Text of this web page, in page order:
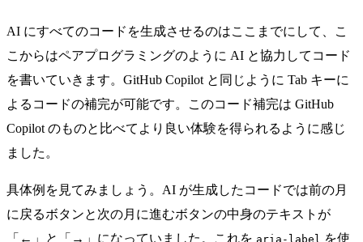
AI にすべてのコードを生成させるのはここまでにして、こ
こからはペアプログラミングのように AI と協力してコード
を書いていきます。GitHub Copilot と同じように Tab キーに
よるコードの補完が可能です。このコード補完は GitHub
Copilot のものと比べてより良い体験を得られるように感じ
ました。
具体例を見てみましょう。AI が生成したコードでは前の月
に戻るボタンと次の月に進むボタンの中身のテキストが
「←」と「→」になっていました。これを aria-label を使